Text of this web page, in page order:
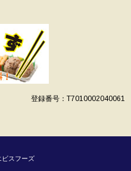
登録番号：T7010002040061
スフーズ